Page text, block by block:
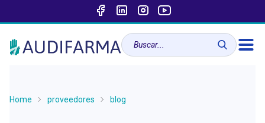
Home proveedores blog